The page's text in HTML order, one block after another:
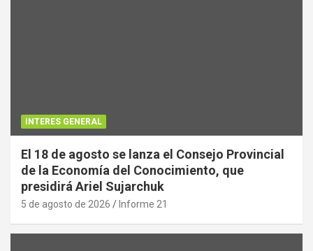
INTERES GENERAL
El 18 de agosto se lanza el Consejo Provincial
de la Economía del Conocimiento, que
presidirá Ariel Sujarchuk
5 de agosto de 2026 Informe 21